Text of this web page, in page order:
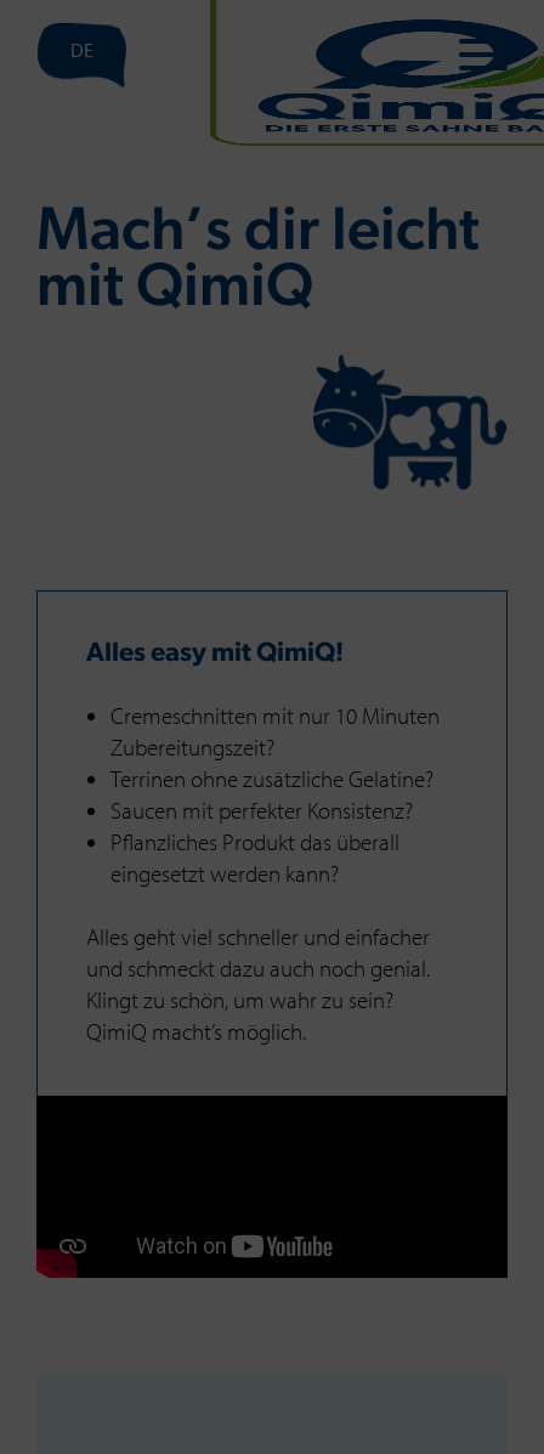
DE
Mach’s dir leicht
mit QimiQ
Alles easy mit QimiQ!
Cremeschnitten mit nur 10 Minuten
Zubereitungszeit?
Terrinen ohne zusätzliche Gelatine?
Saucen mit perfekter Konsistenz?
Pflanzliches Produkt das überall
eingesetzt werden kann?
Alles geht viel schneller und einfacher
und schmeckt dazu auch noch genial.
Klingt zu schön, um wahr zu sein?
QimiQ macht’s möglich.